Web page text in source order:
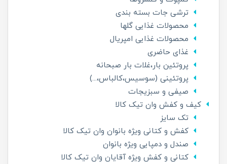
ترشی جات بسته بندی
محصولات غذایی گلها
محصولات غذایی امپریال
غذای حاضری
پروتئین بار،غلات بار صبحانه
پروتئینی (سوسیس،کالباس،...)
صیفی و سبزیجات
کیف و کفش وان تیک کالا
تک سایز
کفش و کتانی ویژه بانوان وان تیک کالا
صندل و دمپایی ویژه بانوان
کتانی و کفش ویژه آقایان وان تیک کالا